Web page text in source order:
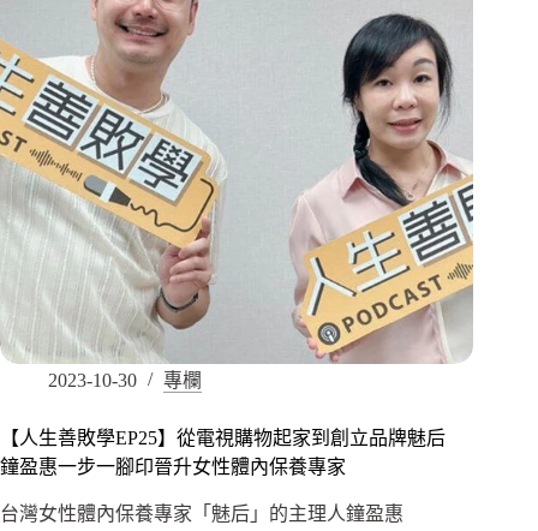
2023-10-30 專欄
【人生善敗學EP25】從電視購物起家到創立品牌魅后
鐘盈惠一步一腳印晉升女性體內保養專家
台灣女性體內保養專家「魅后」的主理人鐘盈惠